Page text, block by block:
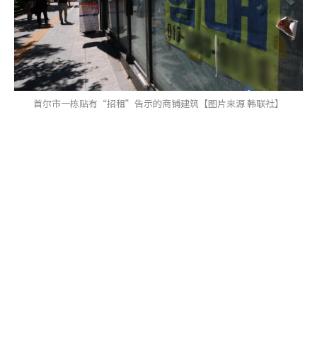
首尔市一栋贴有“招租”告示的商铺建筑【图片来源 韩联社】